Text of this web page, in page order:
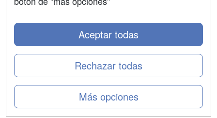
Más opciones
Rechazar todas
Aceptar todas